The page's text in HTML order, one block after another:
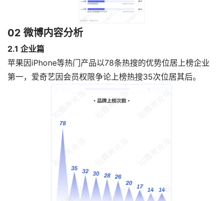
02 微博内容分析
2.1 企业篇
苹果因iPhone等热门产品以78条热搜的优势位居上榜企业
第一，爱奇艺因会员权限争论上榜热搜35次位居其后。